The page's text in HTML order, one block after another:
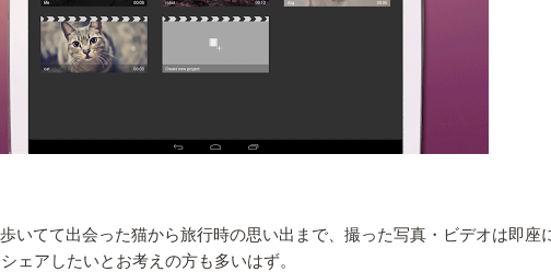
てて出会った猫から旅行時の思い出まで、撮った写真・ビデオは即座
ェアしたいとお考えの方も多いはず。